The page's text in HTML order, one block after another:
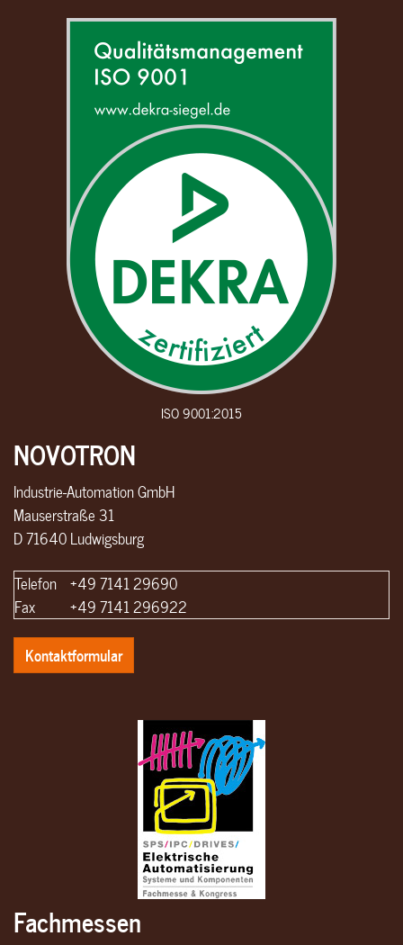
ISO 9001:2015
NOVOTRON
Industrie-Automation GmbH
Mauserstraße 31
D 71640 Ludwigsburg
Telefon +49 7141 29690
Fax
+49 7141 296922
Kontaktformular
Fachmessen